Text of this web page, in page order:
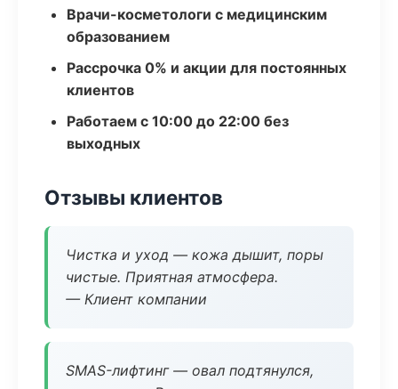
Врачи-косметологи с медицинским
образованием
Рассрочка 0% и акции для постоянных
клиентов
Работаем с 10:00 до 22:00 без
выходных
Отзывы клиентов
Чистка и уход — кожа дышит, поры
чистые. Приятная атмосфера.
— Клиент компании
SMAS-лифтинг — овал подтянулся,